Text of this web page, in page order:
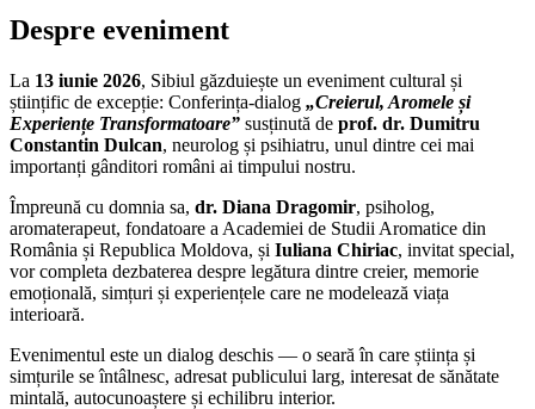
Despre eveniment
La 13 iunie 2026, Sibiul găzduiește un eveniment cultural și
științific de excepție: Conferința-dialog „Creierul, Aromele și
Experiențe Transformatoare” susținută de prof. dr. Dumitru
Constantin Dulcan, neurolog și psihiatru, unul dintre cei mai
importanți gânditori români ai timpului nostru.
Împreună cu domnia sa, dr. Diana Dragomir, psiholog,
aromaterapeut, fondatoare a Academiei de Studii Aromatice din
România și Republica Moldova, și Iuliana Chiriac, invitat special,
vor completa dezbaterea despre legătura dintre creier, memorie
emoțională, simțuri și experiențele care ne modelează viața
interioară.
Evenimentul este un dialog deschis — o seară în care știința și
simțurile se întâlnesc, adresat publicului larg, interesat de sănătate
mintală, autocunoaștere și echilibru interior.